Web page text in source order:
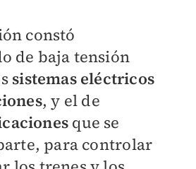
constó
de baja tensión
sistemas eléctricos
, y el de
que se
para controlar